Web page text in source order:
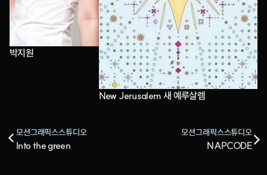
박지원
New Jerusalem 새 예루살렘
모션그래픽스스튜디오
Into the green
모션그래픽스스튜디오
NAPCODE